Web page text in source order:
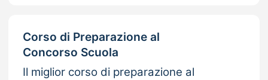
Corso di Preparazione al
Concorso Scuola
Il miglior corso di preparazione al